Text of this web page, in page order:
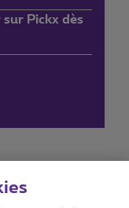
Pickx dès